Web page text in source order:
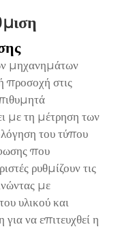
μηχανημάτων
προσοχή στις
με τη μέτρηση των
του τύπου
που
ρυθμίζουν τις
με
υλικού και
να επιτευχθεί η